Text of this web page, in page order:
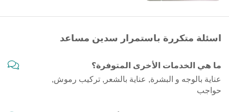
اسئلة متكررة باستمرار سدين مساعد
ما هي الخدمات الأخرى المتوفرة؟
عناية بالوجه و البشرة, عناية بالشعر, تركيب رموش,
حواجب